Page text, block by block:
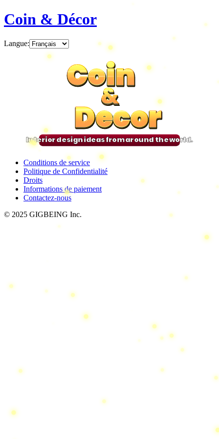
Coin & Décor
Langue:
Coin
&
Decor
Coin
&
Decor
Coin
&
Decor
Coin
&
Decor
Interior design ideas from around the world.
Conditions de service
Politique de Confidentialité
Droits
Informations de paiement
Contactez-nous
© 2025 GIGBEING Inc.